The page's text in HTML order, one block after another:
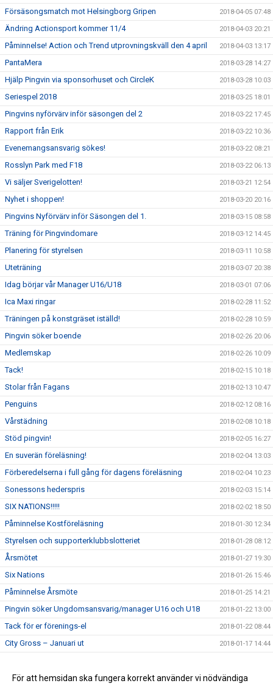
Försäsongsmatch mot Helsingborg Gripen 2018-04-05 07:48
Ändring Actionsport kommer 11/4 2018-04-03 20:21
Påminnelse! Action och Trend utprovningskväll den 4 april 2018-04-03 13:17
PantaMera 2018-03-28 14:27
Hjälp Pingvin via sponsorhuset och CircleK 2018-03-28 10:03
Seriespel 2018 2018-03-25 18:01
Pingvins nyförvärv inför säsongen del 2 2018-03-22 17:45
Rapport från Erik 2018-03-22 10:36
Evenemangsansvarig sökes! 2018-03-22 08:21
Rosslyn Park med F18 2018-03-22 06:13
Vi säljer Sverigelotten! 2018-03-21 12:54
Nyhet i shoppen! 2018-03-20 20:16
Pingvins Nyförvärv inför Säsongen del 1. 2018-03-15 08:58
Träning för Pingvindomare 2018-03-12 14:45
Planering för styrelsen 2018-03-11 10:58
Uteträning 2018-03-07 20:38
Idag börjar vår Manager U16/U18 2018-03-01 07:06
Ica Maxi ringar 2018-02-28 11:52
Träningen på konstgräset iställd! 2018-02-28 10:59
Pingvin söker boende 2018-02-26 20:06
Medlemskap 2018-02-26 10:09
Tack! 2018-02-15 10:18
Stolar från Fagans 2018-02-13 10:47
Penguins 2018-02-12 08:16
Vårstädning 2018-02-08 10:18
Stöd pingvin! 2018-02-05 16:27
En suverän föreläsning! 2018-02-04 13:03
Förberedelserna i full gång för dagens föreläsning 2018-02-04 10:23
Sonessons hederspris 2018-02-03 15:14
SIX NATIONS!!!!! 2018-02-02 18:50
Påminnelse Kostföreläsning 2018-01-30 12:34
Styrelsen och supporterklubbslotteriet 2018-01-28 08:12
Årsmötet 2018-01-27 19:30
Six Nations 2018-01-26 15:46
Påminnelse Årsmöte 2018-01-25 14:21
Pingvin söker Ungdomsansvarig/manager U16 och U18 2018-01-22 13:00
Tack för er förenings-el 2018-01-22 08:44
City Gross – Januari ut 2018-01-17 14:44
Pingvin söker boende 2018-01-17 14:42
För att hemsidan ska fungera korrekt använder vi nödvändiga